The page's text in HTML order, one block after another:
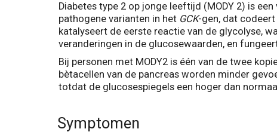
Diabetes type 2 op jonge leeftijd (MODY 2) is
pathogene varianten in het GCK-gen, dat codeert
katalyseert de eerste reactie van de glycolyse,
veranderingen in de glucosewaarden, en
Bij personen met MODY2 is één van de twee
bètacellen van de pancreas worden minder
totdat de glucosespiegels een hoger dan
Symptomen